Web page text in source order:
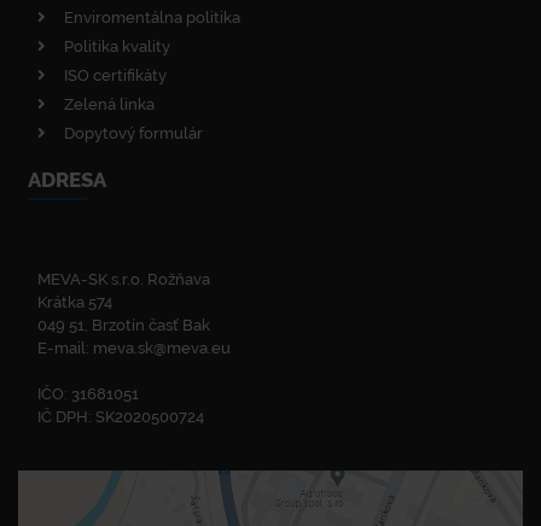
Enviromentálna politika
Politika kvality
ISO certifikáty
Zelená linka
Dopytový formulár
ADRESA
MEVA-SK s.r.o. Rožňava
Krátka 574
049 51, Brzotín časť Bak
E-mail: meva.sk@meva.eu
IČO: 31681051
IČ DPH: SK2020500724